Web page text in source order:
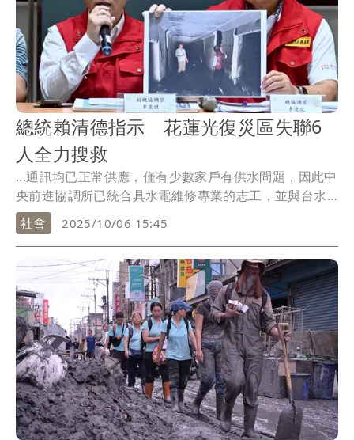
總統賴清德指示 花蓮光復災區失聯6
人全力搜救
...通訊均已正常供應，僅有少數家戶有供水問題，因此中
央前進協調所已統合具水電維修專業的志工，並與台水
公司...
社會 2025/10/06 15:45